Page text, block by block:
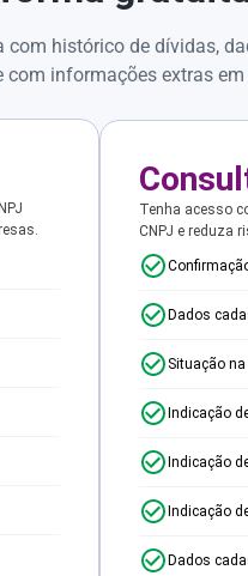
com histórico de dívidas,
com informações extras
Tenha acesso
CNPJ e reduza
Dados
Situação na
Indicação
Indicação
Indicação
Dados